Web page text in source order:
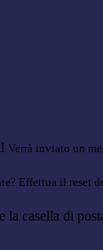
Verrà inviato un
Effettua il reset
la casella di